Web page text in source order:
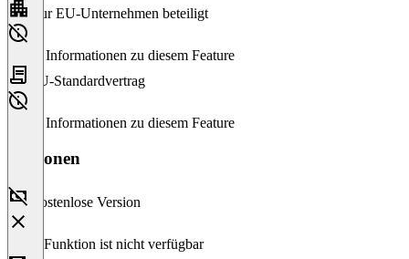
Nur EU-Unternehmen beteiligt
Keine Informationen zu diesem Feature
EU-Standardvertrag
Keine Informationen zu diesem Feature
Versionen
Kostenlose Version
Diese Funktion ist nicht verfügbar